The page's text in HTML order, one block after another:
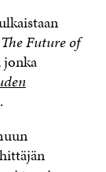
Future of